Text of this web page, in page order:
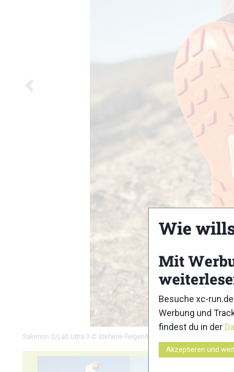
Salomon S/Lab Ultra 3 © Stefanie Felgenhauer / woidlife photography
Wie
Mit
Besuche xc-
Werbung und
findest du in der
Akzeptieren und